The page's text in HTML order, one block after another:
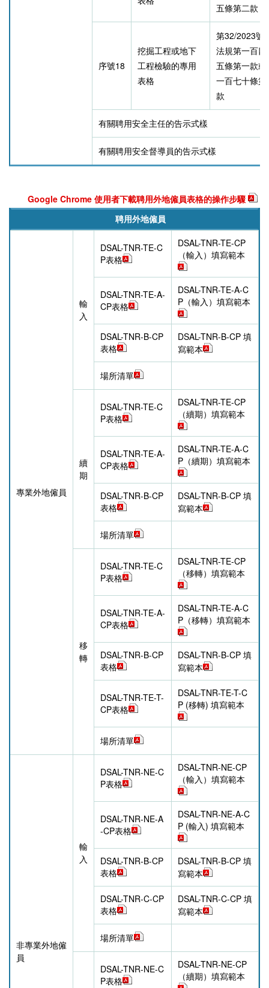
五條第二款
序號18
挖掘工程或地下
工程檢驗的專用
表格
第32/2023號
法規第一百四
五條第一款或
一百七十條第
款
有關聘用安全主任的告示式樣
有關聘用安全督導員的告示式樣
Google Chrome 使用者下載聘用外地僱員表格的操作步驟
聘用外地僱員
專業外地僱員
輸
入
DSAL-TNR-TE-C
P表格
DSAL-TNR-TE-CP
（輸入）填寫範本
DSAL-TNR-TE-A-
CP表格
DSAL-TNR-TE-A-C
P（輸入）填寫範本
DSAL-TNR-B-CP
表格
DSAL-TNR-B-CP 填
寫範本
場所清單
續
期
DSAL-TNR-TE-C
P表格
DSAL-TNR-TE-CP
（續期）填寫範本
DSAL-TNR-TE-A-
CP表格
DSAL-TNR-TE-A-C
P（續期）填寫範本
DSAL-TNR-B-CP
表格
DSAL-TNR-B-CP 填
寫範本
場所清單
移
轉
DSAL-TNR-TE-C
P表格
DSAL-TNR-TE-CP
（移轉）填寫範本
DSAL-TNR-TE-A-
CP表格
DSAL-TNR-TE-A-C
P（移轉）填寫範本
DSAL-TNR-B-CP
表格
DSAL-TNR-B-CP 填
寫範本
DSAL-TNR-TE-T-
CP表格
DSAL-TNR-TE-T-C
P (移轉) 填寫範本
場所清單
非專業外地僱
員
輸
入
DSAL-TNR-NE-C
P表格
DSAL-TNR-NE-CP
（輸入）填寫範本
DSAL-TNR-NE-A
-CP表格
DSAL-TNR-NE-A-C
P (輸入) 填寫範本
DSAL-TNR-B-CP
表格
DSAL-TNR-B-CP 填
寫範本
DSAL-TNR-C-CP
表格
DSAL-TNR-C-CP 填
寫範本
場所清單
DSAL-TNR-NE-C
P表格
DSAL-TNR-NE-CP
（續期）填寫範本